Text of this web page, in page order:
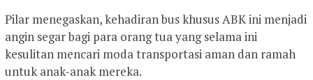
Pilar menegaskan, kehadiran bus khusus ABK ini menjadi
angin segar bagi para orang tua yang selama ini
kesulitan mencari moda transportasi aman dan ramah
untuk anak-anak mereka.